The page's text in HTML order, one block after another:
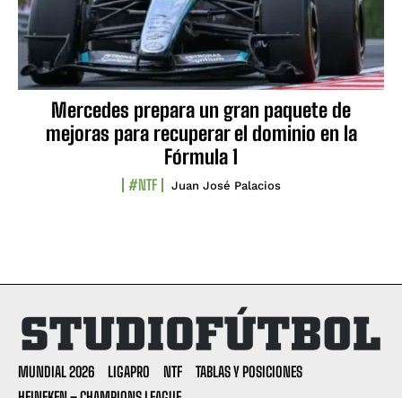
Mercedes prepara un gran paquete de
mejoras para recuperar el dominio en la
Fórmula 1
#NTF Juan José Palacios
MUNDIAL 2026 LIGAPRO NTF
TABLAS Y POSICIONES